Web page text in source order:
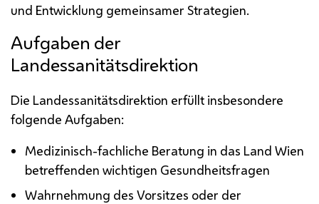
und Entwicklung gemeinsamer Strategien.
Aufgaben der
Landessanitätsdirektion
Die Landessanitätsdirektion erfüllt insbesondere
folgende Aufgaben:
Medizinisch-fachliche Beratung in das Land Wien
betreffenden wichtigen Gesundheitsfragen
Wahrnehmung des Vorsitzes oder der